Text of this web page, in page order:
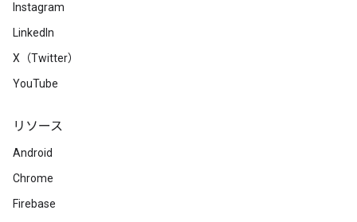
Instagram
LinkedIn
X（Twitter）
YouTube
リソース
Android
Chrome
Firebase